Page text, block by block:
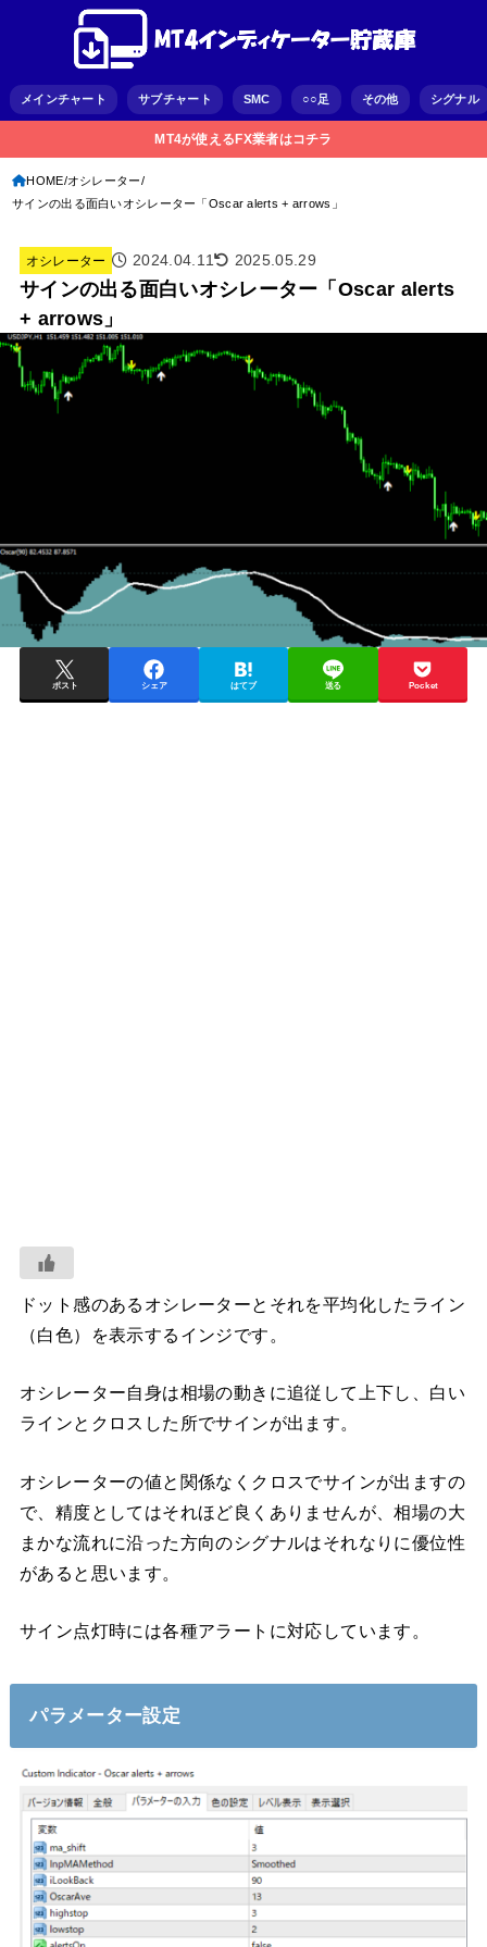
メインチャート サブチャート SMC ○○足 その他 シグナル
MT4が使えるFX業者はコチラ
HOME オシレーター
サインの出る面白いオシレーター「Oscar alerts + arrows」
オシレーター 2024.04.11 2025.05.29
サインの出る面白いオシレーター「Oscar alerts
+ arrows」
ポスト シェア はてブ 送る Pocket
ドット感のあるオシレーターとそれを平均化したライン
（白色）を表示するインジです。
オシレーター自身は相場の動きに追従して上下し、白い
ラインとクロスした所でサインが出ます。
オシレーターの値と関係なくクロスでサインが出ますの
で、精度としてはそれほど良くありませんが、相場の大
まかな流れに沿った方向のシグナルはそれなりに優位性
があると思います。
サイン点灯時には各種アラートに対応しています。
パラメーター設定